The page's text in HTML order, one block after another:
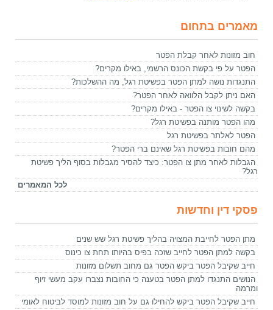
מאמרים בתחום
חוב מזונות לאחר קבלת הפטר
הפטר על פי בקשת הכונס הרשמי, באילו מקרים?
התנגדות נושה למתן הפטר בפשיטת רגל, מה ההשלכות?
האם ניתן לקבל הלוואה לאחר הפטר?
בקשה לשינוי צו הפטר - באילו מקרים?
מהו הפטר מותנה בפשיטת רגל?
הפטר לאלתר בפשיטת רגל
מהם חובות בפשיטת רגל שאינם ברי הפטר?
הגבלות לאחר מתן צו הפטר: כיצד להסיר מגבלות בסוף הליך פשיטת
רגל?
לכל המאמרים
פסקי דין וחדשות
מתן הפטר לחייבת המצויה בהליך פשיטת רגל שש שנים
בקשה למתן הפטר לחייב שזכה בפיס בהיותו תחת צו כינוס
חייב שקיבל הפטר ביקש הפטר גם מחוב תשלום מזונות
הנושים התנגדו למתן הפטר בטענה כי החובות נצברו עקב מעשי זיוף
ומרמה
חייב שקיבל הפטר ביקש להחילו גם על חוב מזונות למוסד לביטוח לאומי